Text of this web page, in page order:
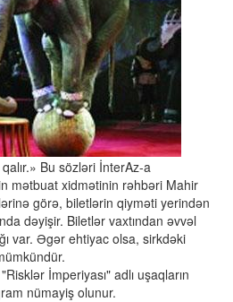
Bu sözləri İnterAz-a
mətbuat xidmətinin rəhbəri Mahir
görə, biletlərin qiyməti yerindən
dəyişir. Biletlər vaxtından əvvəl
var. Əgər ehtiyac olsa, sirkdəki
İmperiyası" adlı uşaqların
nümayiş olunur.